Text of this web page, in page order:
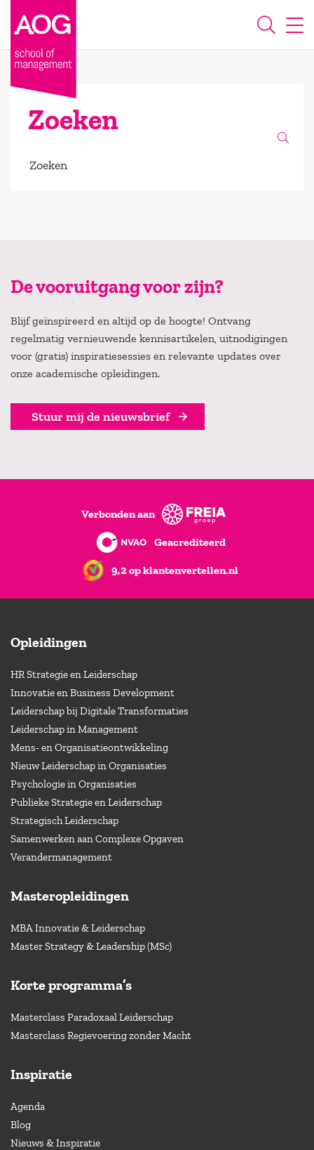
Zoeken
Zoeken
De vooruitgang voor zijn?
Blijf geïnspireerd en altijd op de hoogte! Ontvang
regelmatig vernieuwende kennisartikelen, uitnodigingen
voor (gratis) inspiratiesessies en relevante updates over
onze academische opleidingen.
Stuur mij de nieuwsbrief
Verbonden aan
Geacrediteerd
9,2 op klantenvertellen.nl
Opleidingen
HR Strategie en Leiderschap
Innovatie en Business Development
Leiderschap bij Digitale Transformaties
Leiderschap in Management
Mens- en Organisatieontwikkeling
Nieuw Leiderschap in Organisaties
Psychologie in Organisaties
Publieke Strategie en Leiderschap
Strategisch Leiderschap
Samenwerken aan Complexe Opgaven
Verandermanagement
Masteropleidingen
MBA Innovatie & Leiderschap
Master Strategy & Leadership (MSc)
Korte programma’s
Masterclass Paradoxaal Leiderschap
Masterclass Regievoering zonder Macht
Inspiratie
Agenda
Blog
Nieuws & Inspiratie